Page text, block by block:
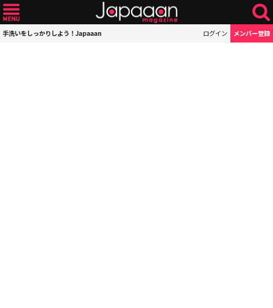
手洗いをしっかりしよう！Japaaan ログイン メンバー登録